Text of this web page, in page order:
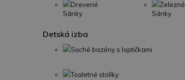
Drevené
Sánky
Železné
Sánky
Detská izba
Suché bazény s loptičkami
Toaletné stolíky